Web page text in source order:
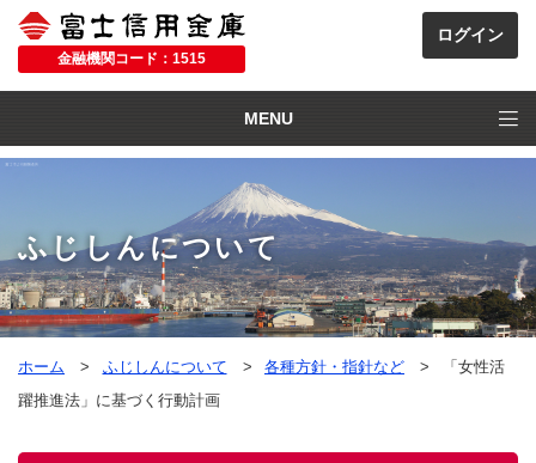
金融機関コード：1515
MENU
ふじしんについて
ホーム ふじしんについて 各種方針・指針など
「女性活
躍推進法」に基づく行動計画